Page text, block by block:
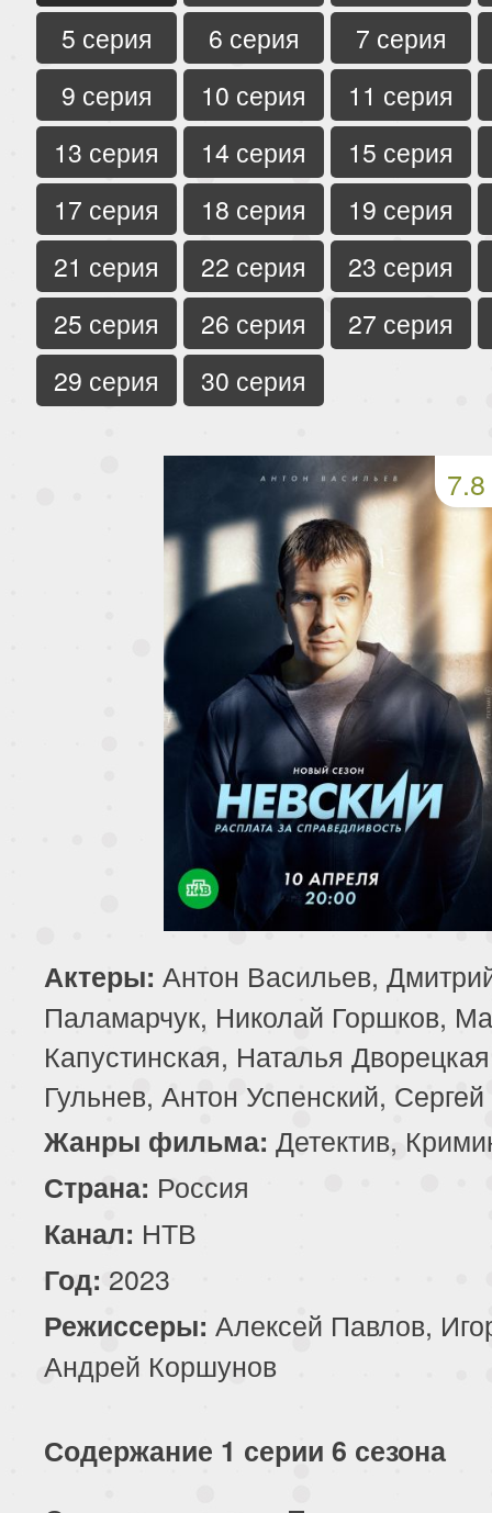
5 серия
6 серия
7 серия
9 серия
10 серия
11 серия
13 серия
14 серия
15 серия
17 серия
18 серия
19 серия
21 серия
22 серия
23 серия
25 серия
26 серия
27 серия
29 серия
30 серия
7.8
Актеры: Антон Васильев,
Паламарчук, Николай Горшков,
Капустинская, Наталья
Гульнев, Антон Успенский,
Жанры фильма: Детектив,
Страна: Россия
Канал: НТВ
Год: 2023
Режиссеры: Алексей Павлов,
Андрей Коршунов
Содержание 1 серии 6 сезона